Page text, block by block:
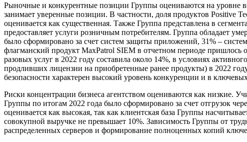
Рыночные и конкурентные позиции Группы оцениваются на уровне
занимает уверенные позиции. В частности, доля продуктов Positive
оценивается как существенная. Также Группа представлена в
предоставляет услуги розничным потребителям. Группа обладает
было сформировано за счет систем защиты приложений, 31% –
флагманский продукт MaxPatrol SIEM в отчетном периоде пришлось
разовых услуг в 2022 году составила около 14%, в условиях
продливших лицензии на приобретенные ранее продукты) в 2022
безопасности характерен высокий уровень конкуренции и в
Риски концентрации бизнеса агентством оцениваются как низкие.
Группы по итогам 2022 года было сформировано за счет отгрузок
оценивается как высокая, так как клиентская база Группы
совокупной выручке не превышает 10%. Зависимость Группы от
распределенных серверов и формирование полноценных копий